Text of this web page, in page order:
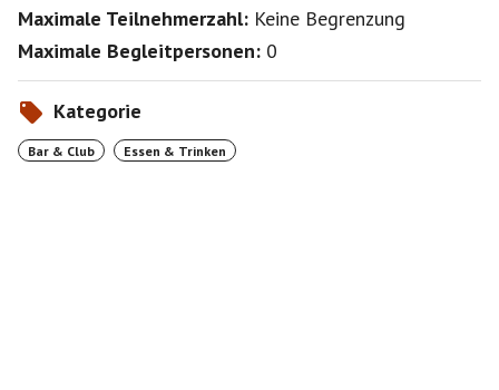
Maximale Teilnehmerzahl: Keine Begrenzung
Maximale Begleitpersonen: 0
Kategorie
Bar & Club Essen & Trinken